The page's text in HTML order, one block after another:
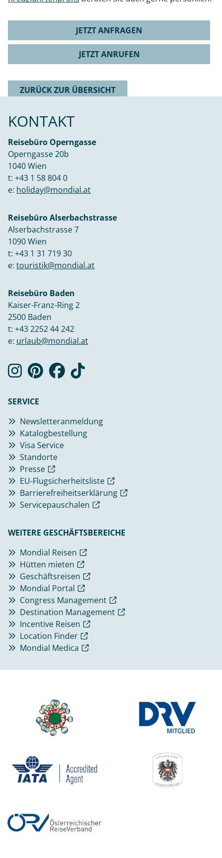
JETZT ANFRAGEN
JETZT ANRUFEN
ZURÜCK ZUR ÜBERSICHT
KONTAKT
Reisebüro Operngasse
Operngasse 20b
1040 Wien
t: +43 1 58 804 0
e: holiday@mondial.at
Reisebüro Alserbachstrasse
Alserbachstrasse 7
1090 Wien
t: +43 1 31 719 30
e: touristik@mondial.at
Reisebüro Baden
Kaiser-Franz-Ring 2
2500 Baden
t: +43 2252 44 242
e: urlaub@mondial.at
SERVICE
Newsletteranmeldung
Katalogbestellung
Visa Service
Standorte
Presse
EU-Flugsicherheitsliste
Barrierefreiheitserklärung
Servicepauschalen
WEITERE GESCHÄFTSBEREICHE
Mondial Reisen
Hütten mieten
Geschäftsreisen
Mondial Portal
Congress Management
Destination Management
Incentive Reisen
Location Finder
Mondial Medica